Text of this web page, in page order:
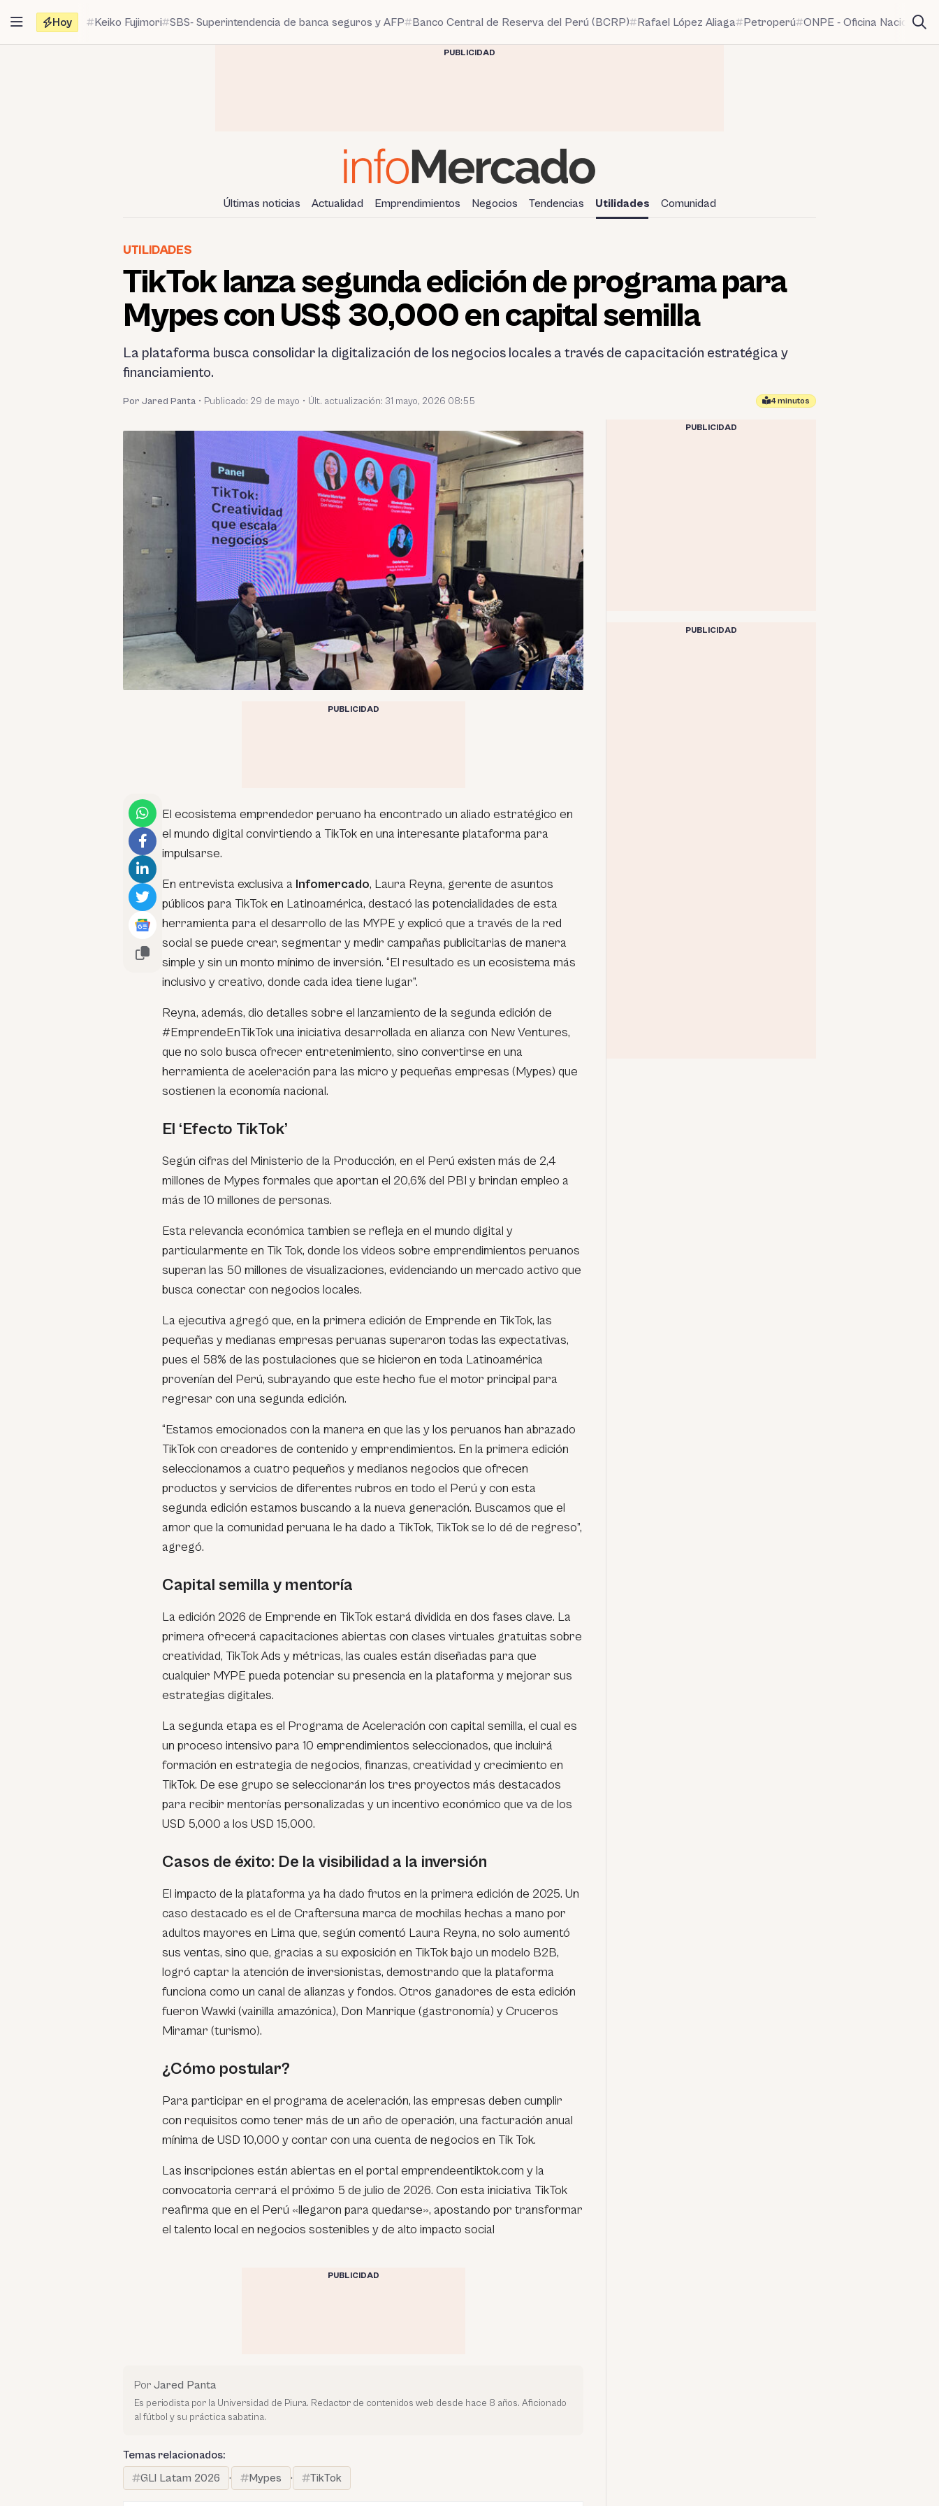
contenido
Hoy Keiko Fujimori SBS- Superintendencia de banca seguros y AFP Banco Central de Reserva del Perú (BCRP) Rafael López Aliaga Petroperú ONPE - Oficina Nacional
PUBLICIDAD
Últimas noticias Actualidad Emprendimientos Negocios Tendencias Utilidades Comunidad
UTILIDADES
TikTok lanza segunda edición de programa para
Mypes con US$ 30,000 en capital semilla
La plataforma busca consolidar la digitalización de los negocios locales a través de capacitación estratégica y
financiamiento.
Por Jared Panta • Publicado: 29 de mayo • Últ. actualización: 31 mayo, 2026 08:55 4 minutos
PUBLICIDAD
El ecosistema emprendedor peruano ha encontrado un aliado estratégico en
el mundo digital convirtiendo a TikTok en una interesante plataforma para
impulsarse.
En entrevista exclusiva a Infomercado, Laura Reyna, gerente de asuntos
públicos para TikTok en Latinoamérica, destacó las potencialidades de esta
herramienta para el desarrollo de las MYPE y explicó que a través de la red
social se puede crear, segmentar y medir campañas publicitarias de manera
simple y sin un monto mínimo de inversión. “El resultado es un ecosistema más
inclusivo y creativo, donde cada idea tiene lugar”.
Reyna, además, dio detalles sobre el lanzamiento de la segunda edición de
#EmprendeEnTikTok una iniciativa desarrollada en alianza con New Ventures,
que no solo busca ofrecer entretenimiento, sino convertirse en una
herramienta de aceleración para las micro y pequeñas empresas (Mypes) que
sostienen la economía nacional.
El ‘Efecto TikTok’
Según cifras del Ministerio de la Producción, en el Perú existen más de 2,4
millones de Mypes formales que aportan el 20,6% del PBI y brindan empleo a
más de 10 millones de personas.
Esta relevancia económica tambien se refleja en el mundo digital y
particularmente en Tik Tok, donde los videos sobre emprendimientos peruanos
superan las 50 millones de visualizaciones, evidenciando un mercado activo que
busca conectar con negocios locales.
La ejecutiva agregó que, en la primera edición de Emprende en TikTok, las
pequeñas y medianas empresas peruanas superaron todas las expectativas,
pues el 58% de las postulaciones que se hicieron en toda Latinoamérica
provenían del Perú, subrayando que este hecho fue el motor principal para
regresar con una segunda edición.
“Estamos emocionados con la manera en que las y los peruanos han abrazado
TikTok con creadores de contenido y emprendimientos. En la primera edición
seleccionamos a cuatro pequeños y medianos negocios que ofrecen
productos y servicios de diferentes rubros en todo el Perú y con esta
segunda edición estamos buscando a la nueva generación. Buscamos que el
amor que la comunidad peruana le ha dado a TikTok, TikTok se lo dé de regreso”,
agregó.
Capital semilla y mentoría
La edición 2026 de Emprende en TikTok estará dividida en dos fases clave. La
primera ofrecerá capacitaciones abiertas con clases virtuales gratuitas sobre
creatividad, TikTok Ads y métricas, las cuales están diseñadas para que
cualquier MYPE pueda potenciar su presencia en la plataforma y mejorar sus
estrategias digitales.
La segunda etapa es el Programa de Aceleración con capital semilla, el cual es
un proceso intensivo para 10 emprendimientos seleccionados, que incluirá
formación en estrategia de negocios, finanzas, creatividad y crecimiento en
TikTok. De ese grupo se seleccionarán los tres proyectos más destacados
para recibir mentorías personalizadas y un incentivo económico que va de los
USD 5,000 a los USD 15,000.
Casos de éxito: De la visibilidad a la inversión
El impacto de la plataforma ya ha dado frutos en la primera edición de 2025. Un
caso destacado es el de Craftersuna marca de mochilas hechas a mano por
adultos mayores en Lima que, según comentó Laura Reyna, no solo aumentó
sus ventas, sino que, gracias a su exposición en TikTok bajo un modelo B2B,
logró captar la atención de inversionistas, demostrando que la plataforma
funciona como un canal de alianzas y fondos. Otros ganadores de esta edición
fueron Wawki (vainilla amazónica), Don Manrique (gastronomía) y Cruceros
Miramar (turismo).
¿Cómo postular?
Para participar en el programa de aceleración, las empresas deben cumplir
con requisitos como tener más de un año de operación, una facturación anual
mínima de USD 10,000 y contar con una cuenta de negocios en Tik Tok.
Las inscripciones están abiertas en el portal emprendeentiktok.com y la
convocatoria cerrará el próximo 5 de julio de 2026. Con esta iniciativa TikTok
reafirma que en el Perú «llegaron para quedarse», apostando por transformar
el talento local en negocios sostenibles y de alto impacto social
PUBLICIDAD
Por Jared Panta
Es periodista por la Universidad de Piura. Redactor de contenidos web desde hace 8 años. Aficionado
al fútbol y su práctica sabatina.
Temas relacionados:
GLI Latam 2026
· Mypes · TikTok
PUBLICIDAD
PUBLICIDAD